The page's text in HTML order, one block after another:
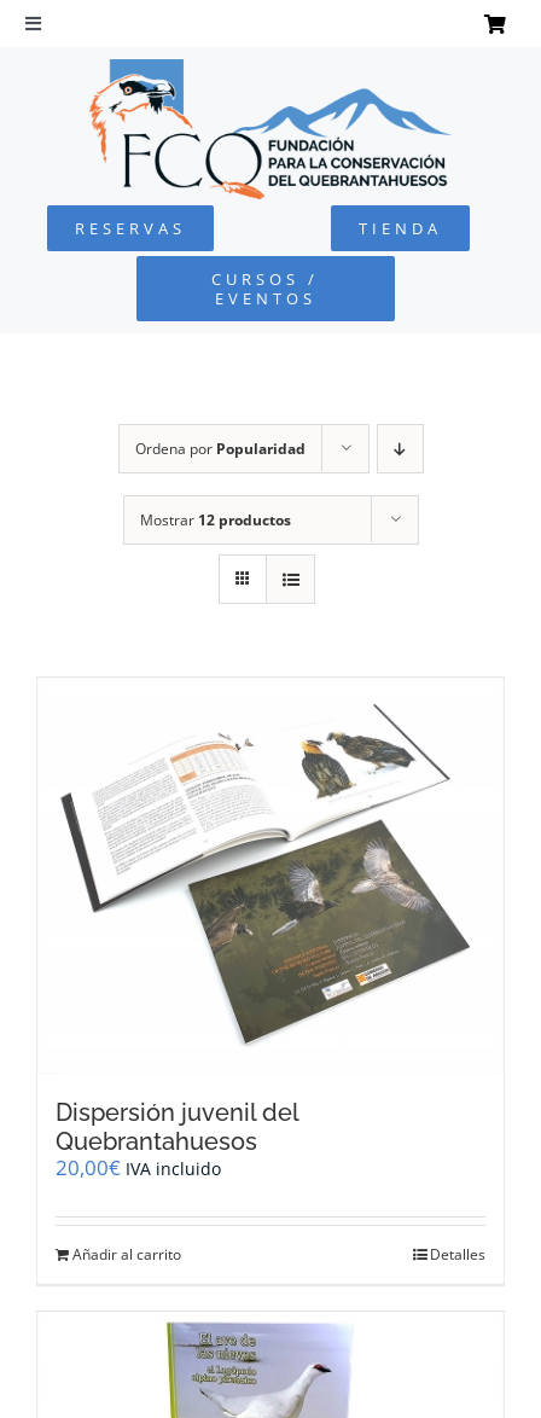
Saltar
Toggle
Navigation
QUEBRANTAHUESOS
FUNDACIÓN
CARRITO
RESERVAS TIENDA
CURSOS /
EVENTOS
Ordena por Popularidad
Mostrar 12 productos
Dispersión juvenil del
Quebrantahuesos
20,00€ IVA incluido
Añadir al carrito Detalles